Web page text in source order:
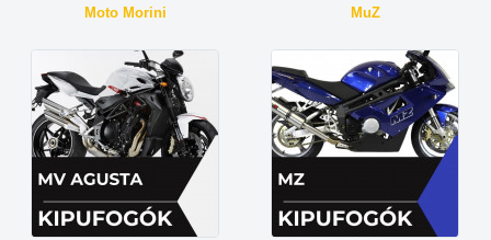
Moto Morini MuZ